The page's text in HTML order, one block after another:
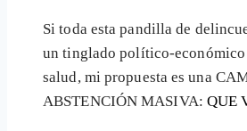
Si toda esta pandilla de
un tinglado político-económico
salud, mi propuesta es una
ABSTENCIÓN MASIVA: QUE